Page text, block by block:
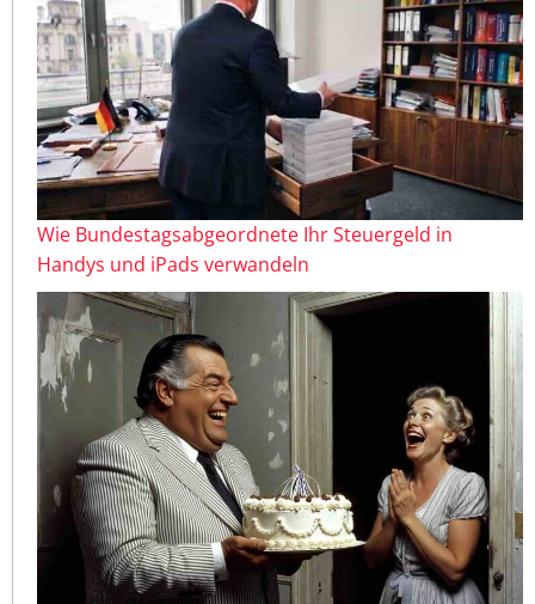
Wie Bundestagsabgeordnete Ihr Steuergeld in
Handys und iPads verwandeln